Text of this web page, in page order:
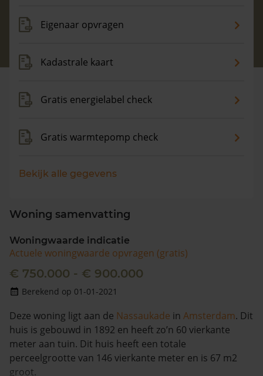
Eigenaar opvragen
Kadastrale kaart
Gratis energielabel check
Gratis warmtepomp check
Bekijk alle gegevens
Woning samenvatting
Woningwaarde indicatie
Actuele woningwaarde opvragen (gratis)
€ 750.000 - € 900.000
Berekend op 01-01-2021
Deze woning ligt aan de Nassaukade in Amsterdam. Dit
huis is gebouwd in 1892 en heeft zo’n 60 vierkante
meter aan tuin. Dit huis heeft een totale
perceelgrootte van 146 vierkante meter en is 67 m2
groot.